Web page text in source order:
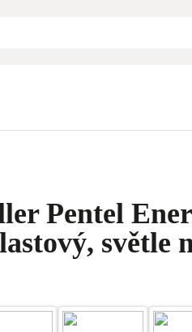
Pentel
světle